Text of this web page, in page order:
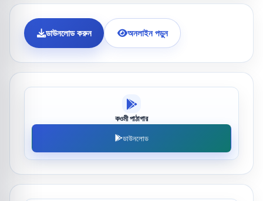
ডাউনলোড করুন অনলাইন পড়ুন
কওমী পাঠাগার
ডাউনলোড